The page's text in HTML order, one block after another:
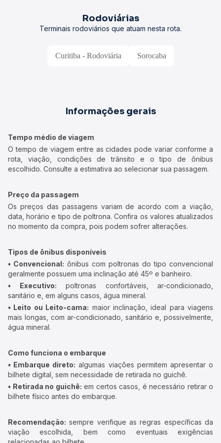
Rodoviárias
Terminais rodoviários que atuam nesta rota.
Curitiba - Rodoviária Sorocaba
Informações gerais
Tempo médio de viagem
O tempo de viagem entre as cidades pode variar conforme a
rota, viação, condições de trânsito e o tipo de ônibus
escolhido. Consulte a estimativa ao selecionar sua passagem.
Preço da passagem
Os preços das passagens variam de acordo com a viação,
data, horário e tipo de poltrona. Confira os valores atualizados
no momento da compra, pois podem sofrer alterações.
Tipos de ônibus disponíveis
• Convencional: ônibus com poltronas do tipo convencional
geralmente possuem uma inclinação até 45º e banheiro.
• Executivo: poltronas confortáveis, ar-condicionado,
sanitário e, em alguns casos, água mineral.
• Leito ou Leito-cama: maior inclinação, ideal para viagens
mais longas, com ar-condicionado, sanitário e, possivelmente,
água mineral.
Como funciona o embarque
• Embarque direto: algumas viações permitem apresentar o
bilhete digital, sem necessidade de retirada no guichê.
• Retirada no guichê: em certos casos, é necessário retirar o
bilhete físico antes do embarque.
Recomendação: sempre verifique as regras específicas da
viação escolhida, bem como eventuais exigências